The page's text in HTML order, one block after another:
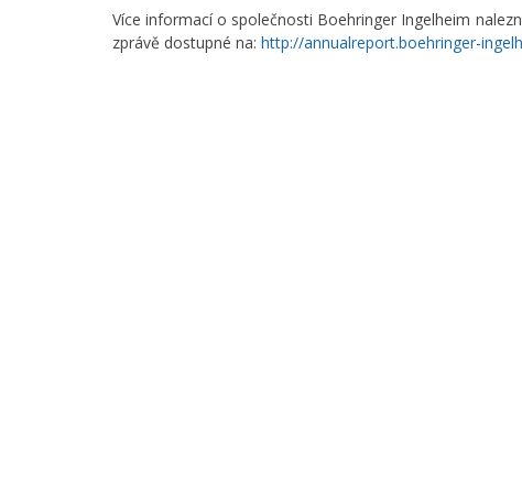
Více informací o společnosti Boehringer Ingelheim
zprávě dostupné na: http://annualreport.boehringer-